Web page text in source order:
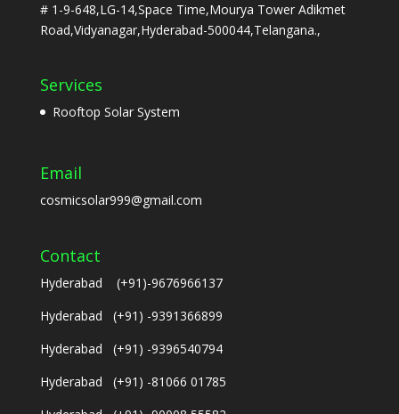
# 1-9-648,LG-14,Space Time,Mourya Tower Adikmet
Road,Vidyanagar,Hyderabad-500044,Telangana.,
Services
Rooftop Solar System
Email
cosmicsolar999@gmail.com
Contact
Hyderabad (+91)-9676966137
Hyderabad (+91) -9391366899
Hyderabad (+91) -9396540794
Hyderabad (+91) -81066 01785